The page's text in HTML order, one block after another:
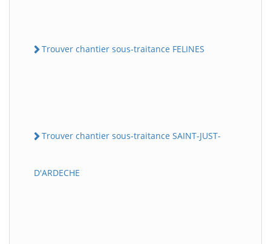
Trouver chantier sous-traitance FELINES
Trouver chantier sous-traitance SAINT-JUST-
D'ARDECHE